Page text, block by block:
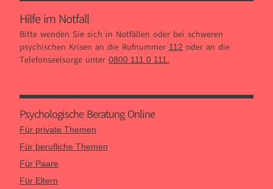
Hilfe im Notfall
Bitte wenden Sie sich in Notfällen oder bei schweren
psychischen Krisen an die Rufnummer 112 oder an die
Telefonseelsorge unter 0800 111 0 111.
Psychologische Beratung Online
Für private Themen
Für berufliche Themen
Für Paare
Für Eltern